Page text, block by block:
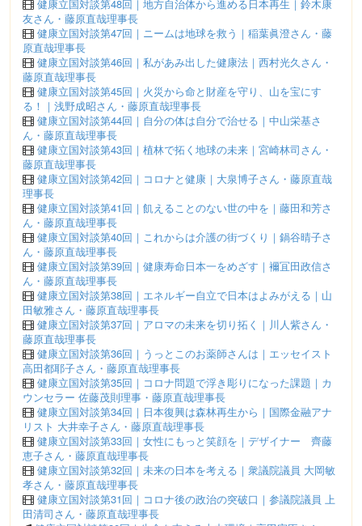
健康立国対談第48回｜地方自治体から進める日本再生｜鈴木康
友さん・藤原直哉理事長
健康立国対談第47回｜ニームは地球を救う｜稲葉眞澄さん・藤
原直哉理事長
健康立国対談第46回｜私があみ出した健康法｜西村光久さん・
藤原直哉理事長
健康立国対談第45回｜火災から命と財産を守り、山を宝にす
る！｜浅野成昭さん・藤原直哉理事長
健康立国対談第44回｜自分の体は自分で治せる｜中山栄基さ
ん・藤原直哉理事長
健康立国対談第43回｜植林で拓く地球の未来｜宮崎林司さん・
藤原直哉理事長
健康立国対談第42回｜コロナと健康｜大泉博子さん・藤原直哉
理事長
健康立国対談第41回｜飢えることのない世の中を｜藤田和芳さ
ん・藤原直哉理事長
健康立国対談第40回｜これからは介護の街づくり｜鍋谷晴子さ
ん・藤原直哉理事長
健康立国対談第39回｜健康寿命日本一をめざす｜襧冝田政信さ
ん・藤原直哉理事長
健康立国対談第38回｜エネルギー自立で日本はよみがえる｜山
田敏雅さん・藤原直哉理事長
健康立国対談第37回｜アロマの未来を切り拓く｜川人紫さん・
藤原直哉理事長
健康立国対談第36回｜うっとこのお薬師さんは｜エッセイスト
高田都耶子さん・藤原直哉理事長
健康立国対談第35回｜コロナ問題で浮き彫りになった課題｜カ
ウンセラー 佐藤茂則理事・藤原直哉理事長
健康立国対談第34回｜日本復興は森林再生から｜国際金融アナ
リスト 大井幸子さん・藤原直哉理事長
健康立国対談第33回｜女性にもっと笑顔を｜デザイナー 齊藤
恵子さん・藤原直哉理事長
健康立国対談第32回｜未来の日本を考える｜衆議院議員 大岡敏
孝さん・藤原直哉理事長
健康立国対談第31回｜コロナ後の政治の突破口｜参議院議員 上
田清司さん・藤原直哉理事長